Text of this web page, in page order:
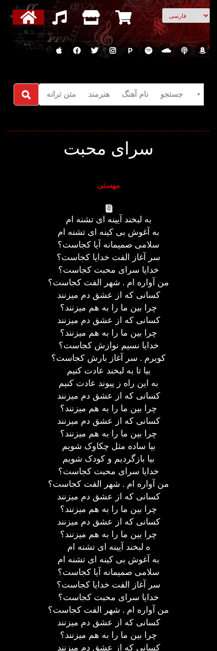
انتخاب زبان
P
جستجو نام آهنگ هنرمند متن ترانه
سرای محبت
مهستی
به لبخند آیینه ای تشنه ام
به آغوش بی کینه ای تشنه ام
سلامی صمیمانه آیا کجاست؟
سر آغاز الفت خدایا کجاست؟
خدایا سرای محبت کجاست؟
من آواره ام . شهر الفت کجاست؟
کسانی که از عشق دم میزنند
چرا بین ما را به هم میزنند؟
کسانی که از عشق دم میزنند
چرا بین ما را به هم میزنند؟
خدایا نسیم نوازش کجاست؟
کویرم . سر آغاز بارش کجاست؟
بیا تا به لبخند عادت کنیم
به این راه ز پیوند عادت کنیم
کسانی که از عشق دم میزنند
چرا بین ما را به هم میزنند؟
کسانی که از عشق دم میزنند
چرا بین ما را به هم میزنند؟
بیا ساده مثل چکاوک شویم
بیا بازگردیم و کودک شویم
خدایا سرای محبت کجاست؟
من آواره ام . شهر الفت کجاست؟
کسانی که از عشق دم میزنند
چرا بین ما را به هم میزنند؟
کسانی که از عشق دم میزنند
چرا بین ما را به هم میزنند؟
ه لبخند آیینه ای تشنه ام
به آغوش بی کینه ای تشنه ام
سلامی صمیمانه آیا کجاست؟
سر آغاز الفت خدایا کجاست؟
خدایا سرای محبت کجاست؟
من آواره ام . شهر الفت کجاست؟
کسانی که از عشق دم میزنند
چرا بین ما را به هم میزنند؟
کسانی که از عشق دم میزنند